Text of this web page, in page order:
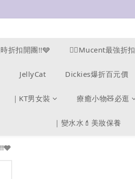
折扣開團!!🩶 ❤️‍🔥Mucent最強折扣
JellyCat Dickies爆折百元價
｜KT男女裝 療癒小物🧸必逛
｜變水水💄美妝保養